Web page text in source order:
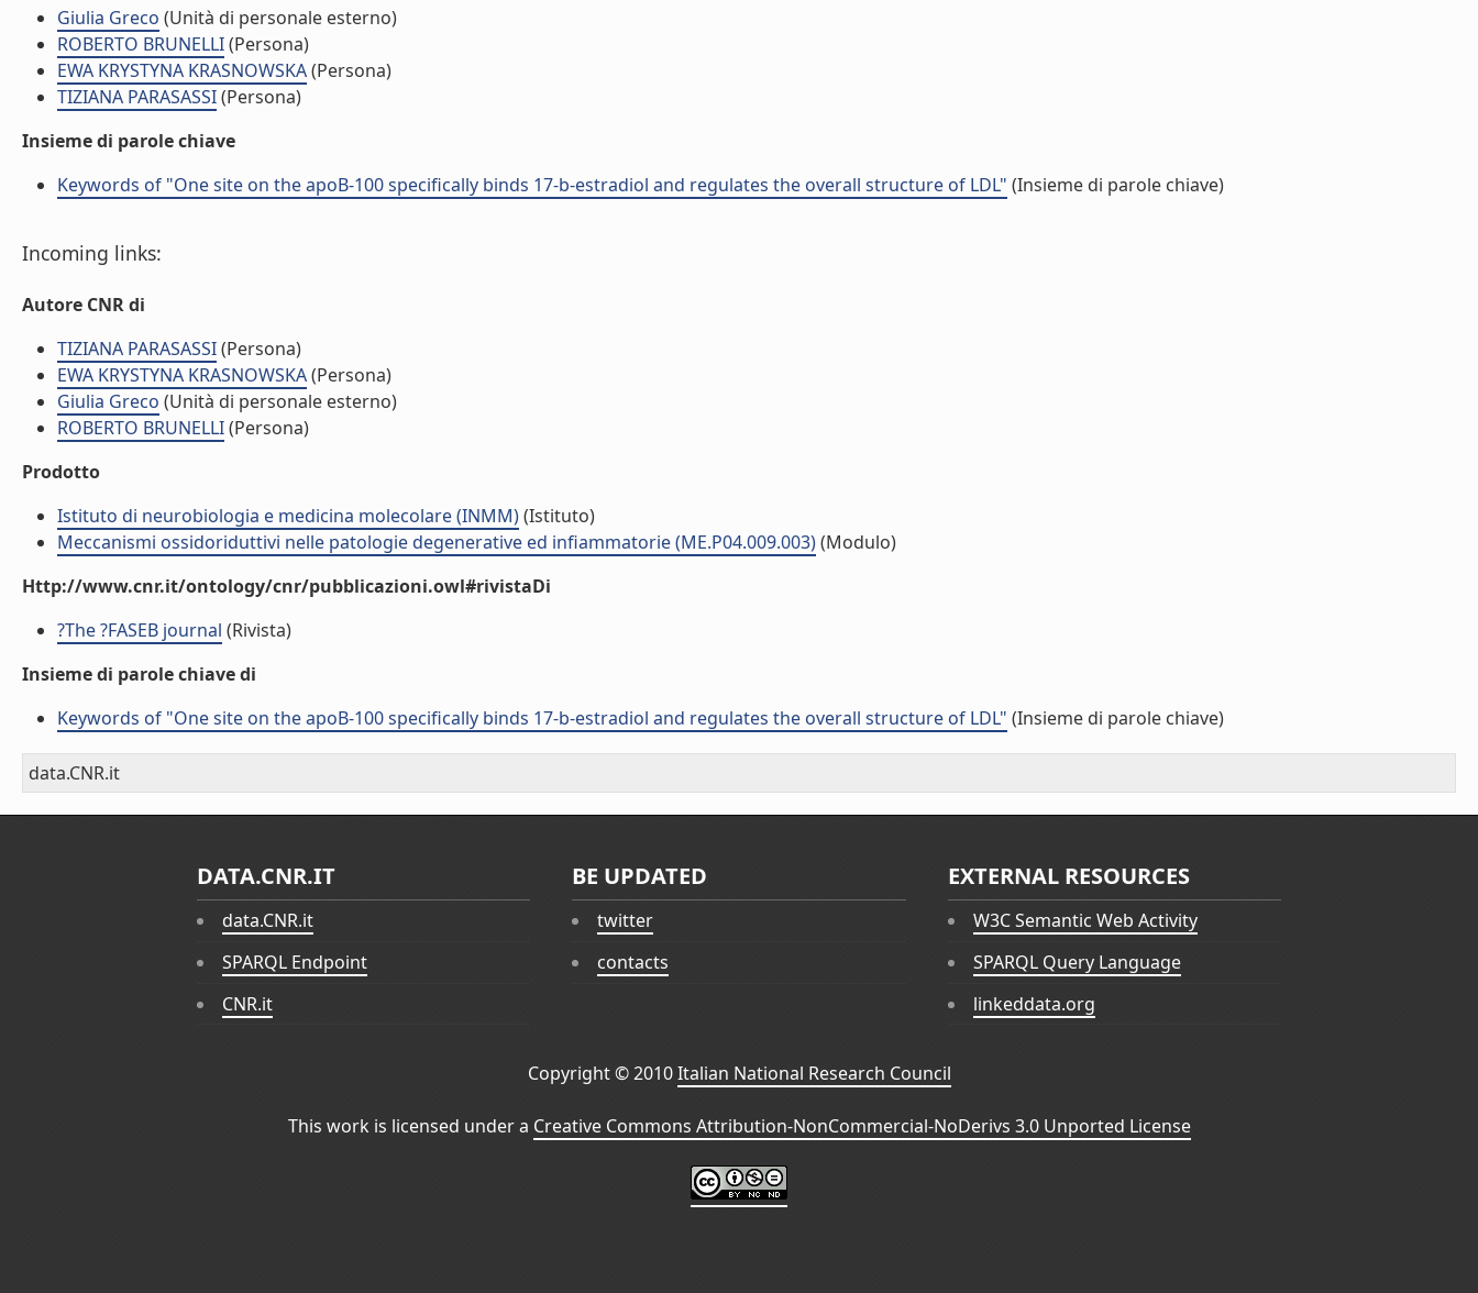
Giulia Greco (Unità di personale esterno)
ROBERTO BRUNELLI(Persona)
EWA KRYSTYNA KRASNOWSKA(Persona)
TIZIANA PARASASSI(Persona)
Insieme di parole chiave
Keywords of "One site on the apoB-100 specifically binds 17-b-estradiol and regulates the overall structure of LDL" (Insieme di parole chiave)
Incoming links:
Autore CNR di
TIZIANA PARASASSI(Persona)
EWA KRYSTYNA KRASNOWSKA(Persona)
Giulia Greco (Unità di personale esterno)
ROBERTO BRUNELLI(Persona)
Prodotto
Istituto di neurobiologia e medicina molecolare (INMM)(Istituto)
Meccanismi ossidoriduttivi nelle patologie degenerative ed infiammatorie (ME.P04.009.003)(Modulo)
Http://www.cnr.it/ontology/cnr/pubblicazioni.owl#rivistaDi
?The ?FASEB journal (Rivista)
Insieme di parole chiave di
Keywords of "One site on the apoB-100 specifically binds 17-b-estradiol and regulates the overall structure of LDL" (Insieme di parole chiave)
data.CNR.it
DATA.CNR.IT
data.CNR.it
SPARQL Endpoint
CNR.it
BE UPDATED
twitter
contacts
EXTERNAL RESOURCES
W3C Semantic Web Activity
SPARQL Query Language
linkeddata.org
Copyright © 2010Italian National Research Council
This work is licensed under a Creative Commons Attribution-NonCommercial-NoDerivs 3.0 Unported License